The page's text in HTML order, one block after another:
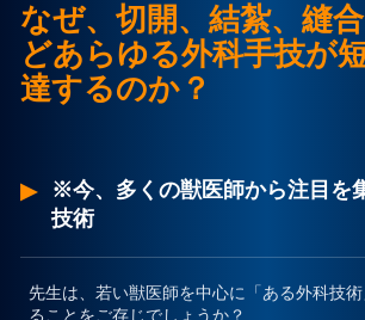
著作権について
プライバシーポリシー
お問合せ
なぜ、切開、結紮、縫
どあらゆる外科手技が
達するのか？
※今、多くの獣医師から注目を
技術
先生は、若い獣医師を中心に「ある外科技
ることをご存じでしょうか？